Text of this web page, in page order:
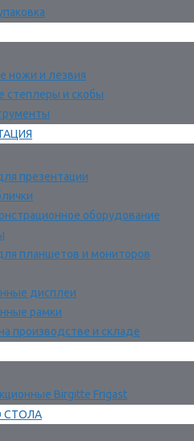
ножи и лезвия
степлеры и скобы
презентации
оборудование
планшетов и мониторов
дисплеи
рамки
производстве и складе
Birgitte Frigast
СТОЛА